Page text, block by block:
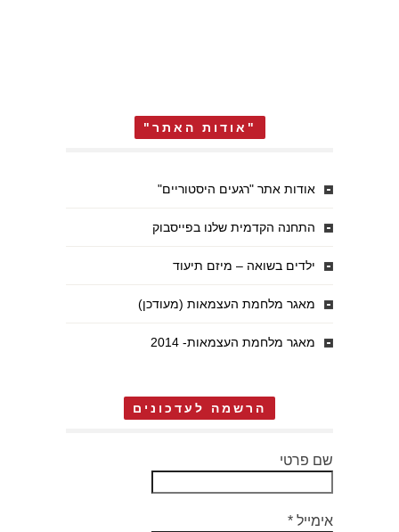
"אודות האתר"
אודות אתר "רגעים היסטוריים"
התחנה הקדמית שלנו בפייסבוק
ילדים בשואה – מיזם תיעוד
מאגר מלחמת העצמאות (מעודכן)
מאגר מלחמת העצמאות- 2014
הרשמה לעדכונים
שם פרטי
אימייל *